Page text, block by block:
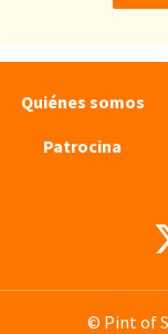
Quiénes somos
Patrocina
© Pint of